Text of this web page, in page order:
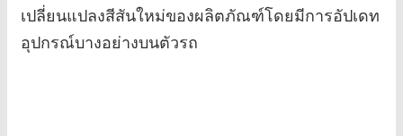
เปลี่ยนแปลงสีสันใหม่ของผลิตภัณฑ์โดยมีการอัปเดท
อุปกรณ์บางอย่างบนตัวรถ